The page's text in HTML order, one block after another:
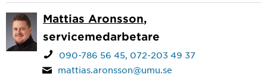
Mattias Aronsson,
servicemedarbetare
090-786 56 45 072-203 49 37
mattias.aronsson@umu.se